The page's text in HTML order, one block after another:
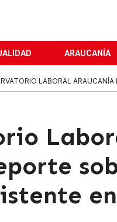
ARAUCANÍA
LABORAL